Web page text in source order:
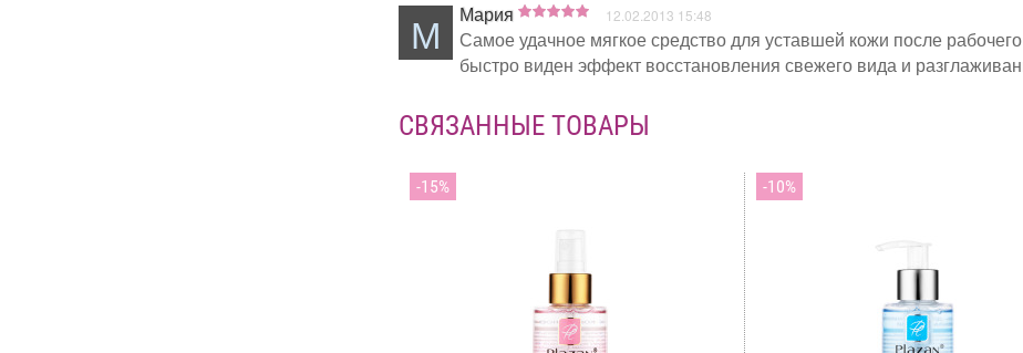
М Мария 12.02.2013 15:48
Самое удачное мягкое средство для уставшей кожи после
быстро виден эффект восстановления свежего вида и
СВЯЗАННЫЕ ТОВАРЫ
15 10